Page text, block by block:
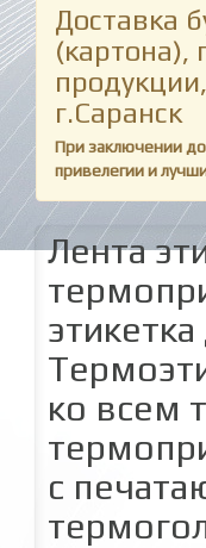
Доставка
(картона),
г.Саранск
При заключении
привелегии и
Лента
ко всем
с